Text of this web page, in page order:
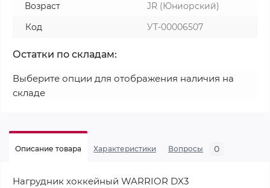
Возраст
JR (Юниорский)
Код
УТ-00006507
Остатки по складам:
Выберите опции для отображения наличия на
складе
Описание товара Характеристики Вопросы 0
Нагрудник хоккейный WARRIOR DX3